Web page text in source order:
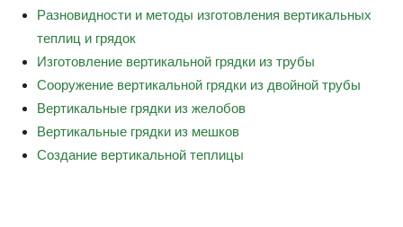
Разновидности и методы изготовления вертикальных
теплиц и грядок
Изготовление вертикальной грядки из трубы
Сооружение вертикальной грядки из двойной трубы
Вертикальные грядки из желобов
Вертикальные грядки из мешков
Создание вертикальной теплицы